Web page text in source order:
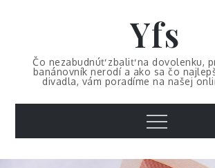
Yfs
Čo nezabudnúť zbaliť na dovolenku,
banánovník nerodí a ako sa čo
divadla, vám poradíme na našej
Menu